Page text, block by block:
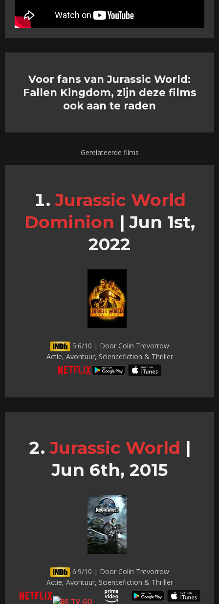
Voor fans van Jurassic World:
Fallen Kingdom, zijn deze films
ook aan te raden
Gerelateerde films
Jurassic World
Dominion | Jun 1st,
2022
5.6/10 | Door Colin Trevorrow
Actie, Avontuur, Sciencefiction & Thriller
Jurassic World |
Jun 6th, 2015
6.9/10 | Door Colin Trevorrow
Actie, Avontuur, Sciencefiction & Thriller